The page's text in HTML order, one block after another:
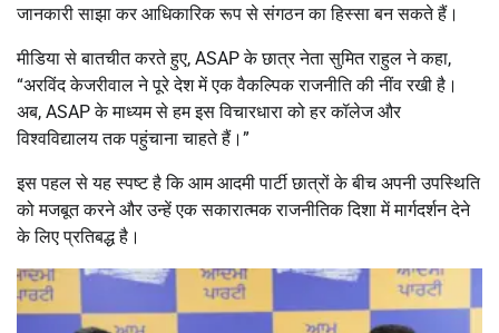
जानकारी साझा कर आधिकारिक रूप से संगठन का हिस्सा बन सकते हैं।
मीडिया से बातचीत करते हुए, ASAP के छात्र नेता सुमित राहुल ने कहा,
“अरविंद केजरीवाल ने पूरे देश में एक वैकल्पिक राजनीति की नींव रखी है।
अब, ASAP के माध्यम से हम इस विचारधारा को हर कॉलेज और
विश्वविद्यालय तक पहुंचाना चाहते हैं।”
इस पहल से यह स्पष्ट है कि आम आदमी पार्टी छात्रों के बीच अपनी उपस्थिति
को मजबूत करने और उन्हें एक सकारात्मक राजनीतिक दिशा में मार्गदर्शन देने
के लिए प्रतिबद्ध है।